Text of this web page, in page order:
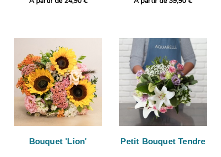
Bouquet 'Lion' Petit Bouquet Tendre